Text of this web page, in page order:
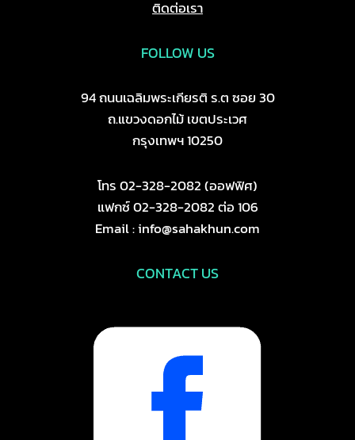
ติดต่อเรา
FOLLOW US
94 ถนนเฉลิมพระเกียรติ ร.ต ซอย 30
ถ.แขวงดอกไม้ เขตประเวศ
กรุงเทพฯ 10250
โทร 02-328-2082 (ออฟฟิศ)
แฟกซ์ 02-328-2082 ต่อ 106
Email : info@sahakhun.com
CONTACT US